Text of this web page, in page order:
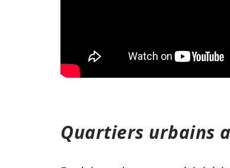
Quartiers urbains